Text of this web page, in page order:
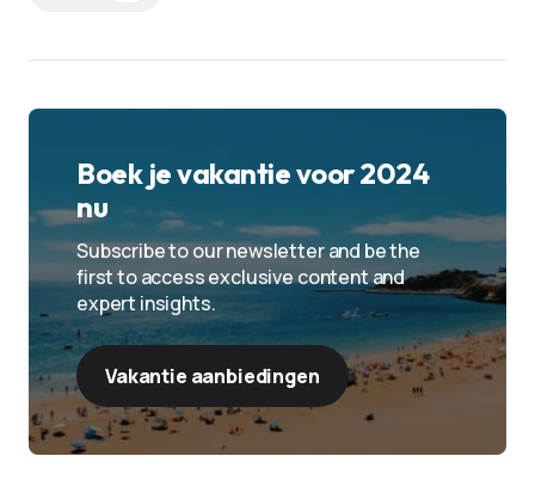
Boek je vakantie voor 2024
nu
Subscribe to our newsletter and be the
first to access exclusive content and
expert insights.
Vakantie aanbiedingen